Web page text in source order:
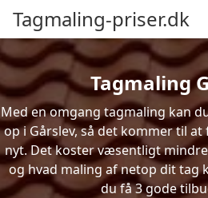
Tagmaling-priser.dk
Tagmaling
Med en omgang tagmaling kan
op i Gårslev, så det kommer til
nyt. Det koster væsentligt
og hvad maling af netop dit tag
du få 3 gode